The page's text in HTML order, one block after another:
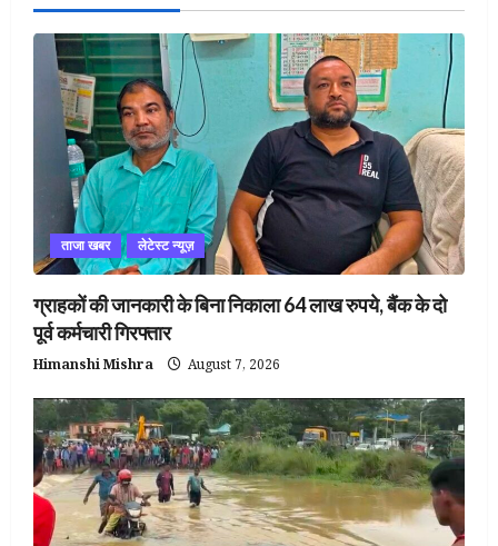
ताजा खबर लेटेस्ट न्यूज़
ग्राहकों की जानकारी के बिना निकाला 64 लाख रुपये, बैंक के दो
पूर्व कर्मचारी गिरफ्तार
Himanshi Mishra August 7, 2026